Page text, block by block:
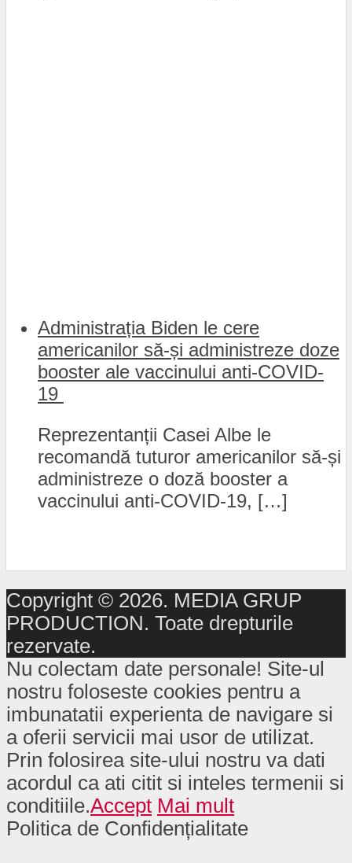
Administrația Biden le cere
americanilor să-și administreze doze
booster ale vaccinului anti-COVID-
19
Reprezentanții Casei Albe le
recomandă tuturor americanilor să-și
administreze o doză booster a
vaccinului anti-COVID-19, […]
Copyright © 2026. MEDIA GRUP
PRODUCTION. Toate drepturile
rezervate.
Nu colectam date personale! Site-ul
nostru foloseste cookies pentru a
imbunatatii experienta de navigare si
a oferii servicii mai usor de utilizat.
Prin folosirea site-ului nostru va dati
acordul ca ati citit si inteles termenii si
conditiile.Accept Mai mult
Politica de Confidențialitate